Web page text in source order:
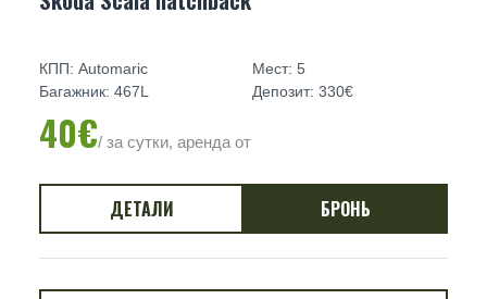
КПП: Automaric
Мест: 5
Багажник: 467L
Депозит: 330€
40€/ за сутки, аренда от
ДЕТАЛИ БРОНЬ